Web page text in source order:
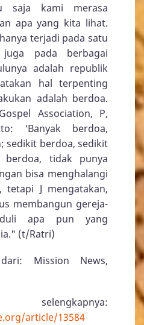
saja kami merasa
apa yang kita lihat.
terjadi pada satu
pada berbagai
adalah republik
hal terpenting
adalah berdoa.
Association, P,
'Banyak berdoa,
sedikit berdoa, sedikit
berdoa, tidak punya
bisa menghalangi
tetapi J mengatakan,
membangun gereja-
apa pun yang
(t/Ratri)
Mission News,
article/13584